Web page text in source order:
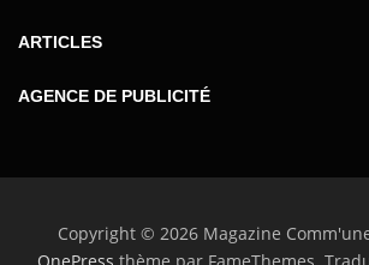
ARTICLES
AGENCE DE PUBLICITÉ
Copyright © 2026 Magazine